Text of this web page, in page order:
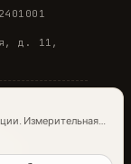
д. 11,
Измерительная
всегда;